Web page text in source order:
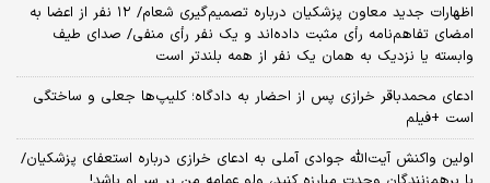
اظهارات جدید معاون پزشکیان درباره تصمیم‌گیری شعام/ ۱۲ نفر از اعضا به
امضای تفاهم‌نامه رأی مثبت داده‌اند و یک نفر رأی منفی/ صدای طیف
وابسته یا نزدیک به همان یک نفر از همه بلندتر است
ادعای محمدباقر خرازی پس از احضار به دادگاه؛ کلیپ‌ها جعلی و ساختگی
است +فیلم
اولین واکنش آیت‌الله جوادی آملی به ادعای خرازی درباره استعفای پزشکیان/